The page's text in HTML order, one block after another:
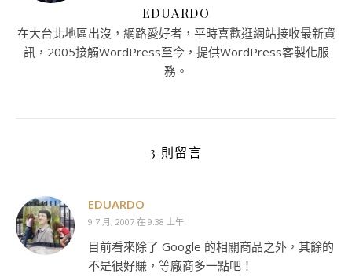
EDUARDO
在大台北地區出沒，網路愛好者，平時喜歡逛網站接收最新資
訊，2005接觸WordPress至今，提供WordPress客製化服
務。
3 則留言
EDUARDO
9 7 月, 2007 在 9:38 上午
目前看來除了 Google 的相關商品之外，其餘的
不是很好賺，等廠商多一點吧！